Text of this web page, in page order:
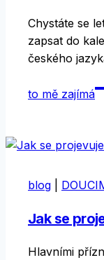
Chystáte se
zapsat do
českého
to mě zajímá
blog
Jak se
Hlavními